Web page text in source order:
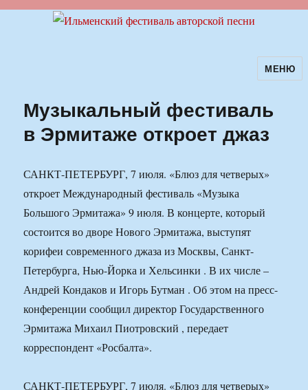
Ильменский фестиваль авторскойМЕНЮ
Музыкальный фестиваль
в Эрмитаже откроет джаз
САНКТ-ПЕТЕРБУРГ, 7 июля. «Блюз для четверых»
откроет Международный фестиваль «Музыка
Большого Эрмитажа» 9 июля. В концерте, который
состоится во дворе Нового Эрмитажа, выступят
корифеи современного джаза из Москвы, Санкт-
Петербурга, Нью-Йорка и Хельсинки . В их числе –
Андрей Кондаков и Игорь Бутман . Об этом на пресс-
конференции сообщил директор Государственного
Эрмитажа Михаил Пиотровский , передает
корреспондент «Росбалта».
САНКТ-ПЕТЕРБУРГ, 7 июля. «Блюз для четверых»